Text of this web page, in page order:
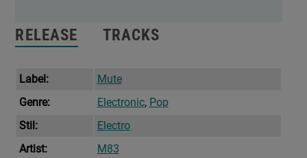
Menge
RELEASE TRACKS
Label:
Mute
Genre:
Electronic, Pop
Stil:
Electro
Artist:
M83